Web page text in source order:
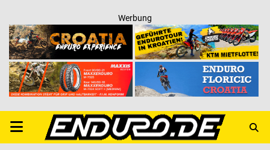
Werbung
PRIMARY